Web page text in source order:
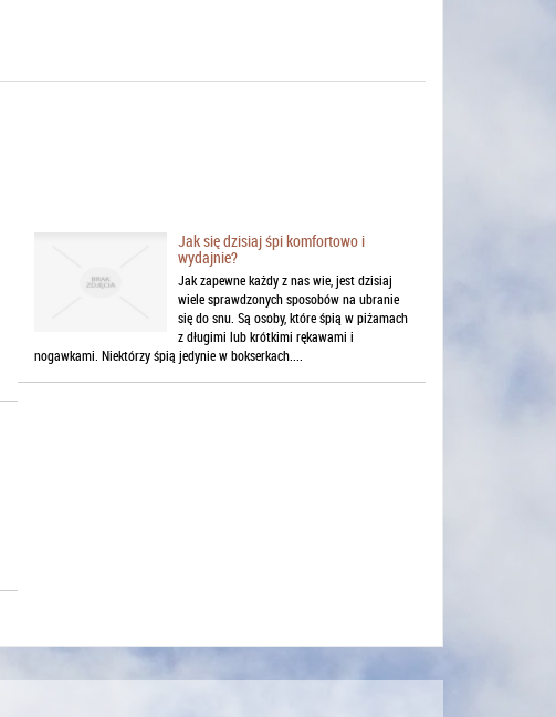
Jak się dzisiaj śpi komfortowo i
wydajnie?
Jak zapewne każdy z nas wie, jest dzisiaj
wiele sprawdzonych sposobów na ubranie
się do snu. Są osoby, które śpią w piżamach
z długimi lub krótkimi rękawami i
nogawkami. Niektórzy śpią jedynie w bokserkach....